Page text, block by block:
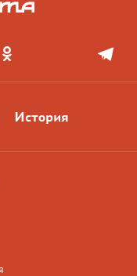
История